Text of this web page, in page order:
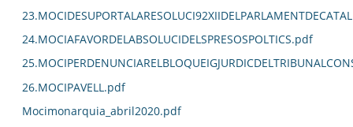
24.MOCIAFAVORDELABSOLUCIDELSPRESOSPOLTICS.pdf
26.MOCIPAVELL.pdf
Mocimonarquia_abril2020.pdf